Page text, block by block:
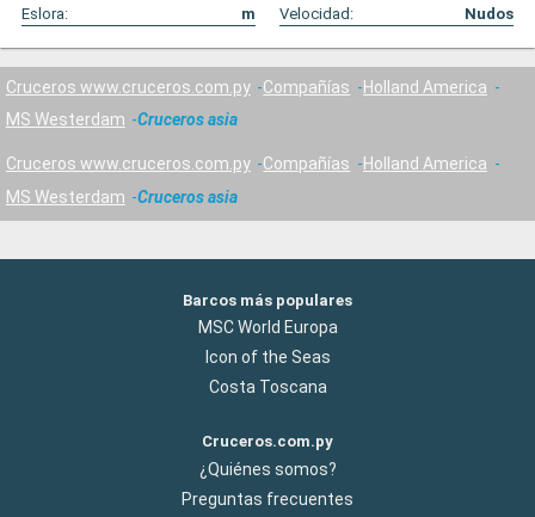
Eslora:
m Velocidad: Nudos
Cruceros www.cruceros.com.py Compañías
Holland America
MS Westerdam
Cruceros asia
Cruceros www.cruceros.com.py Compañías
Holland America
MS Westerdam
Cruceros asia
Barcos más populares
MSC World Europa
Icon of the Seas
Costa Toscana
Cruceros.com.py
¿Quiénes somos?
Preguntas frecuentes